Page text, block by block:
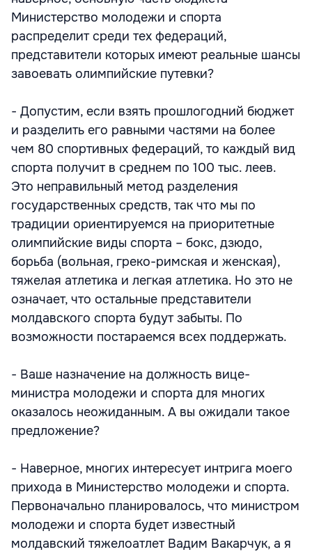
Министерство молодежи и спорта
распределит среди тех федераций,
представители которых имеют реальные шансы
завоевать олимпийские путевки?
- Допустим, если взять прошлогодний бюджет
и разделить его равными частями на более
чем 80 спортивных федераций, то каждый вид
спорта получит в среднем по 100 тыс. леев.
Это неправильный метод разделения
государственных средств, так что мы по
традиции ориентируемся на приоритетные
олимпийские виды спорта – бокс, дзюдо,
борьба (вольная, греко-римская и женская),
тяжелая атлетика и легкая атлетика. Но это не
означает, что остальные представители
молдавского спорта будут забыты. По
возможности постараемся всех поддержать.
- Ваше назначение на должность вице-
министра молодежи и спорта для многих
оказалось неожиданным. А вы ожидали такое
предложение?
- Наверное, многих интересует интрига моего
прихода в Министерство молодежи и спорта.
Первоначально планировалось, что министром
молодежи и спорта будет известный
молдавский тяжелоатлет Вадим Вакарчук, а я